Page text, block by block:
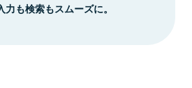
も検索もスムーズに。